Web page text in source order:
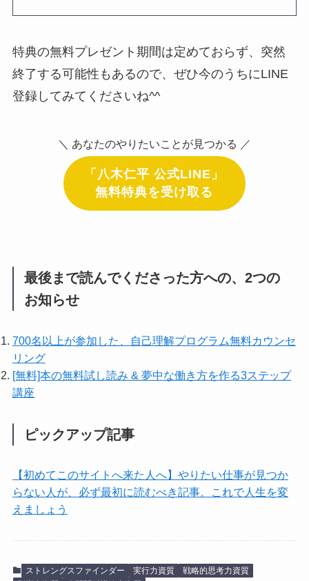
特典の無料プレゼント期間は定めておらず、突然
終了する可能性もあるので、ぜひ今のうちにLINE
登録してみてくださいね^^
＼ あなたのやりたいことが見つかる ／
「八木仁平 公式LINE」
無料特典を受け取る
最後まで読んでくださった方への、2つの
お知らせ
700名以上が参加した、自己理解プログラム無料カウンセ
リング
[無料]本の無料試し読み & 夢中な働き方を作る3ステップ
講座
ピックアップ記事
【初めてこのサイトへ来た人へ】やりたい仕事が見つか
らない人が、必ず最初に読むべき記事。これで人生を変
えましょう
ストレングスファインダー 実行力資質
戦略的思考力資質